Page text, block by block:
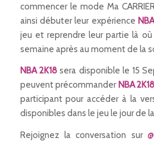
commencer le mode Ma
ainsi débuter leur expérience
jeu et reprendre leur partie là où
semaine après au moment de la
NBA 2K18sera disponible le 15
peuvent précommander NBA 2K18
participant pour accéder à la
disponibles dans le jeu le jour de
Rejoignez la conversation sur